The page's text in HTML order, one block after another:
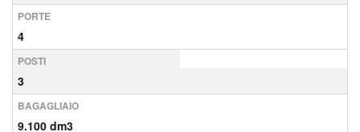
PORTE
4
POSTI
3
BAGAGLIAIO
9.100 dm3